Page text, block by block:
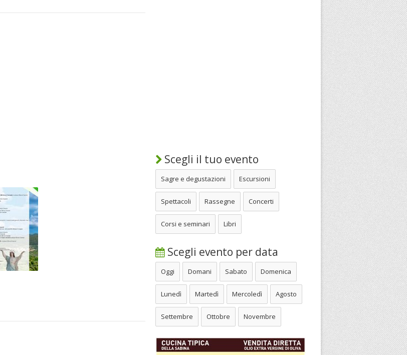
Scegli il tuo evento
Sagre e degustazioni Escursioni
Spettacoli Rassegne Concerti
Corsi e seminari Libri
Scegli evento per data
Oggi Domani Sabato Domenica
Lunedì Martedì Mercoledì Agosto
Settembre Ottobre Novembre